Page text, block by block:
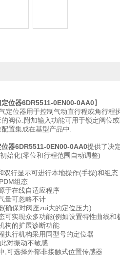
位器6DR5511-0EN00-0AA0】
定位器用于控制气动直行程或角行
阀位.附加输入功能可用于锁定阀位
置集成在基型产品中.
器6DR5511-0EN00-0AA0提供了决
始化(零位和行程范围自动调整)
双行显示可进行本地操作(手操)和组态
组态
于在线自适应程序
量可忽略不计
(确保对阀座zui大的定位压力)
可实现众多功能(例如设置特性曲线和
构的扩展诊断功能
执行机构采用同型号的定位器
对振动不敏感
,可选择外部非接触式位置传感器